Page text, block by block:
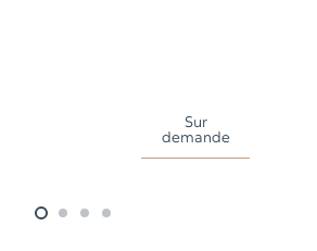
Sur
demande